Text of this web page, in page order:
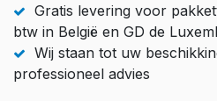
Gratis levering voor
btw in België en GD de
Wij staan tot uw
professioneel advies